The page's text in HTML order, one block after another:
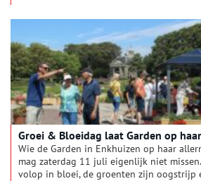
naar boven.
Groei & Bloeidag laat Garden op
Wie de Garden in Enkhuizen op haar
mag zaterdag 11 juli eigenlijk niet
volop in bloei, de groenten zijn oogstrijp